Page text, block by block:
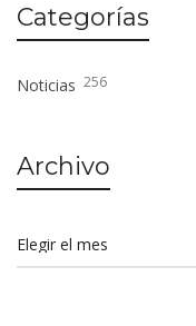
Categorías
Noticias 256
Archivo